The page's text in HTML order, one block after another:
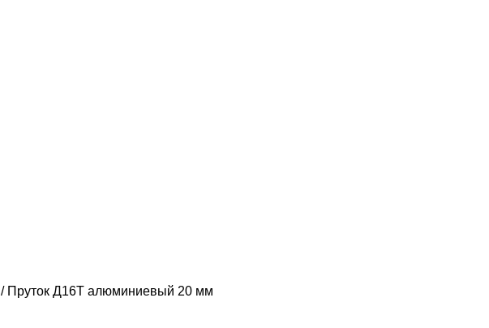
/ Пруток Д16Т алюминиевый 20 мм